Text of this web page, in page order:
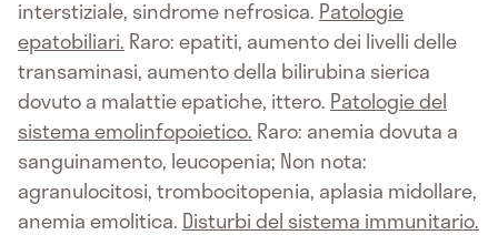
interstiziale, sindrome nefrosica. Patologie
epatobiliari. Raro: epatiti, aumento dei livelli delle
transaminasi, aumento della bilirubina sierica
dovuto a malattie epatiche, ittero. Patologie del
sistema emolinfopoietico. Raro: anemia dovuta a
sanguinamento, leucopenia; Non nota:
agranulocitosi, trombocitopenia, aplasia midollare,
anemia emolitica. Disturbi del sistema immunitario.